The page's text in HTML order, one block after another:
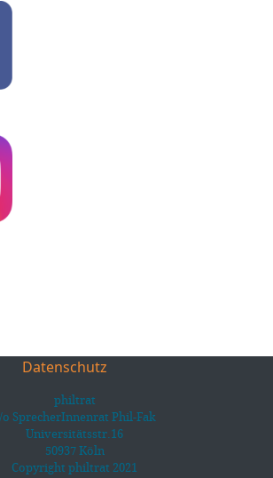
Datenschutz
philtrat
o SprecherInnenrat Phil-Fak
Universitätsstr.16
50937 Köln
Copyright philtrat 2021